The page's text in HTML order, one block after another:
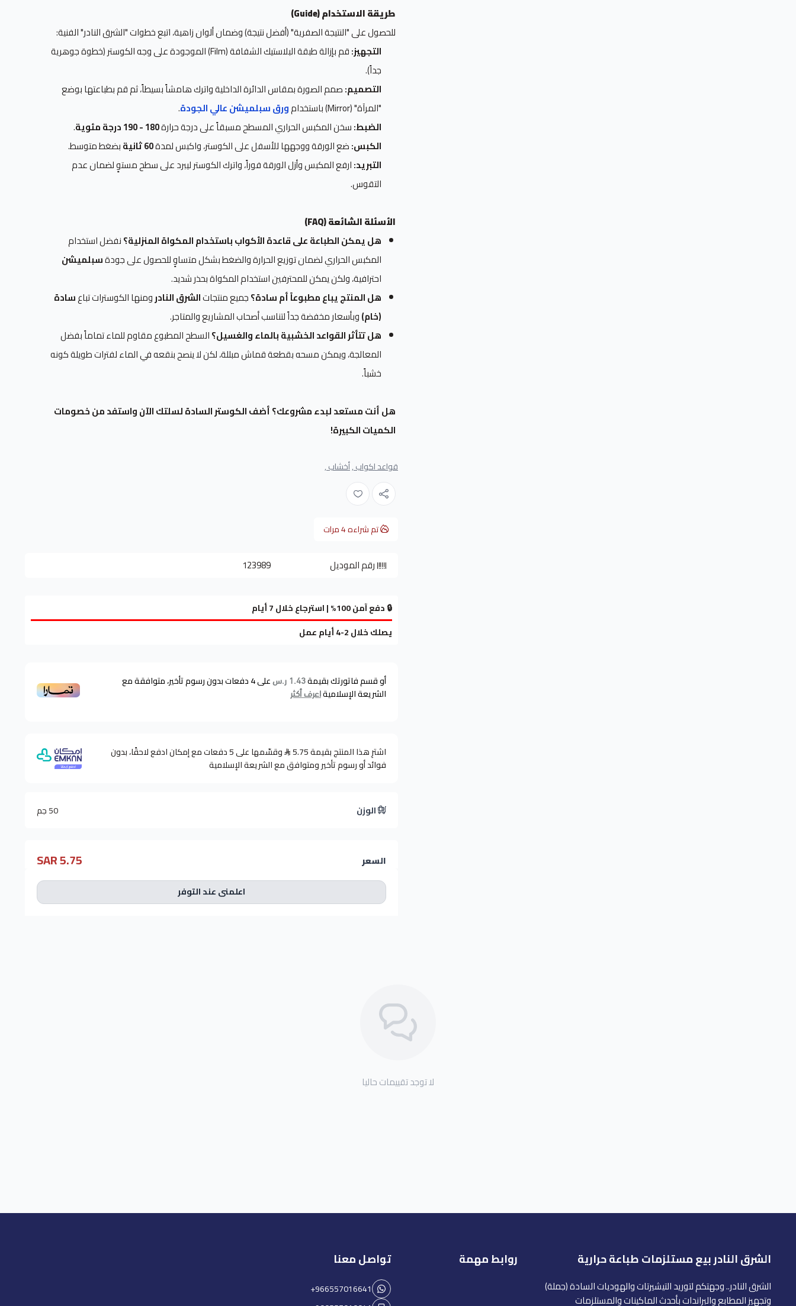
طريقة الاستخدام (Guide)
للحصول على "النتيجة الصفرية" (أفضل نتيجة) وضمان ألوان زاهية، اتبع خطوات "الشرق النادر" الفنية:
التجهيز:
قم بإزالة طبقة البلاستيك الشفافة (Film) الموجودة على وجه الكوستر (خطوة جوهرية
جداً).
التصميم:صمم الصورة بمقاس الدائرة الداخلية واترك هامشاً بسيطاً، ثم قم بطباعتها بوضع
"المرآة" (Mirror) باستخدام
ورق سبلميشن عالي الجودة.
الضبط:سخن المكبس الحراري المسطح مسبقاً على درجة حرارة180 - 190 درجة مئوية
.
الكبس:ضع الورقة ووجهها للأسفل على الكوستر، واكبس لمدة60 ثانية
بضغط متوسط.
التبريد:ارفع المكبس وأزل الورقة فوراً، واترك الكوستر ليبرد على سطح مستوٍ لضمان عدم
التقوس.
الأسئلة الشائعة (FAQ)
هل يمكن الطباعة على قاعدة الأكواب باستخدام المكواة المنزلية؟نفضل استخدام
المكبس الحراري لضمان توزيع الحرارة والضغط بشكل متساوٍ للحصول على جودةسبلميشن
احترافية، ولكن يمكن للمحترفين استخدام المكواة بحذر شديد.
هل المنتج يباع مطبوعاً أم سادة؟جميع منتجاتالشرق النادرومنها الكوسترات تباعسادة
(خام)وبأسعار مخفضة جداً لتناسب أصحاب المشاريع والمتاجر.
هل تتأثر القواعد الخشبية بالماء والغسيل؟السطح المطبوع مقاوم للماء تماماً بفضل
المعالجة، ويمكن مسحه بقطعة قماش مبللة، لكن لا ينصح بنقعه في الماء لفترات طويلة كونه
خشباً.
هل أنت مستعد لبدء مشروعك؟ أضف الكوستر السادة لسلتك الآن واستفد من خصومات
الكميات الكبيرة!
قواعد اكواب ,أخشاب ,
تم شراءه4مرات
رقم الموديل 123989
🔒 دفع آمن 100% | استرجاع خلال 7 أيام
يصلك خلال 2-4 أيام عمل
أو قسم فاتورتك بقيمة1.43 ر.س على4دفعات بدون رسوم تأخير، متوافقة مع
الشريعة الإسلاميةاعرف أكثر
اشترِ هذا المنتج بقيمة 5.75
وقسّمها على 5 دفعات مع إمكان ادفع لاحقًا، بدون
فوائد أو رسوم تأخير ومتوافق مع الشريعة الإسلامية
الوزن 50 جم
السعر 5.75 SAR
اعلمني عند التوفر
لا توجد تقييمات حاليا
الشرق النادر بيع مستلزمات طباعة حرارية
الشرق النادر.. وجهتكم لتوريد التيشيرتات والهوديات السادة (جملة)
وتجهيز المطابع والبراندات بأحدث الماكينات والمستلزمات
روابط مهمة تواصل معنا
+966557016641